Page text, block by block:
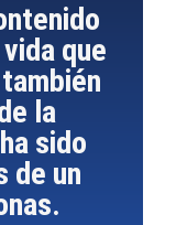
que
la
sido
de un